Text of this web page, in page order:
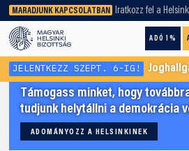
MARADJUNK KAPCSOLATBAN Iratkozz fel a
ADÓ 1%
keresőnket!
JELENTKEZZ SZEPT. 6-IG! Joghallgató
Támogass minket, hogy
tudjunk helytállni a demokrácia
ADOMÁNYOZZ A HELSINKINEK